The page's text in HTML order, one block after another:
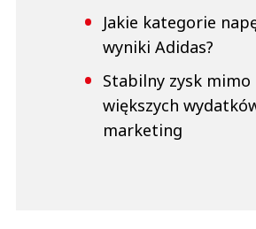
Jakie kategorie
wyniki Adidas?
Stabilny zysk mimo
większych
marketing